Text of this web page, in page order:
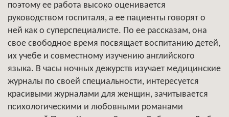
поэтому ее работа высоко оценивается
руководством госпиталя, а ее пациенты говорят о
ней как о суперспециалисте. По ее рассказам, она
свое свободное время посвящает воспитанию детей,
их учебе и совместному изучению английского
языка. В часы ночных дежурств изучает медицинские
журналы по своей специальности, интересуется
красивыми журналами для женщин, зачитывается
психологическими и любовными романами